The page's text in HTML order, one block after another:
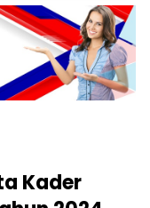
Kader